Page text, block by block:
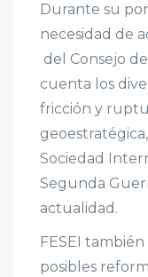
Durante su
necesidad de
del Consejo
cuenta los
fricción y
Sociedad
Segunda
actualidad.
FESEI
posibles